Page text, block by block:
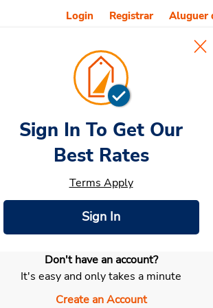
Veículos e serviços
Login Registrar Aluguer
a Car at
Selecionar meu carro
Sign In To Get Our
Best Rates
Terms Apply
Sign In
Don't have an account?
It's easy and only takes a minute
Create an Account